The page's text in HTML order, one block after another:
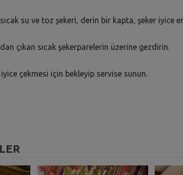
su ve toz şekeri, derin bir kapta, şeker iyice
çıkan sıcak şekerparelerin üzerine gezdirin.
iyice çekmesi için bekleyip servise sunun.